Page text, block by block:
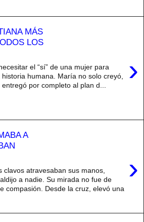
MÁS
LOS
›
el “sí” de una mujer para
humana. María no solo creyó,
por completo al plan d...
A
›
clavos atravesaban sus manos,
a nadie. Su mirada no fue de
compasión. Desde la cruz, elevó una